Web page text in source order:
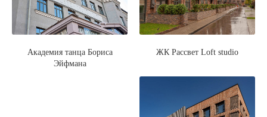
Академия танца Бориса
Эйфмана
ЖК Рассвет Loft studio